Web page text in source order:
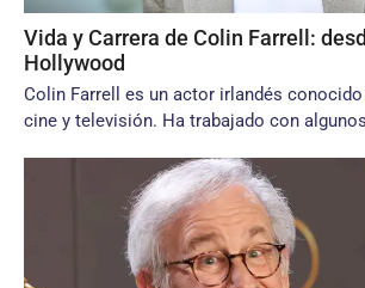
Vida y Carrera de Colin Farrell:
Hollywood
Colin Farrell es un actor irlandés
cine y televisión. Ha trabajado con